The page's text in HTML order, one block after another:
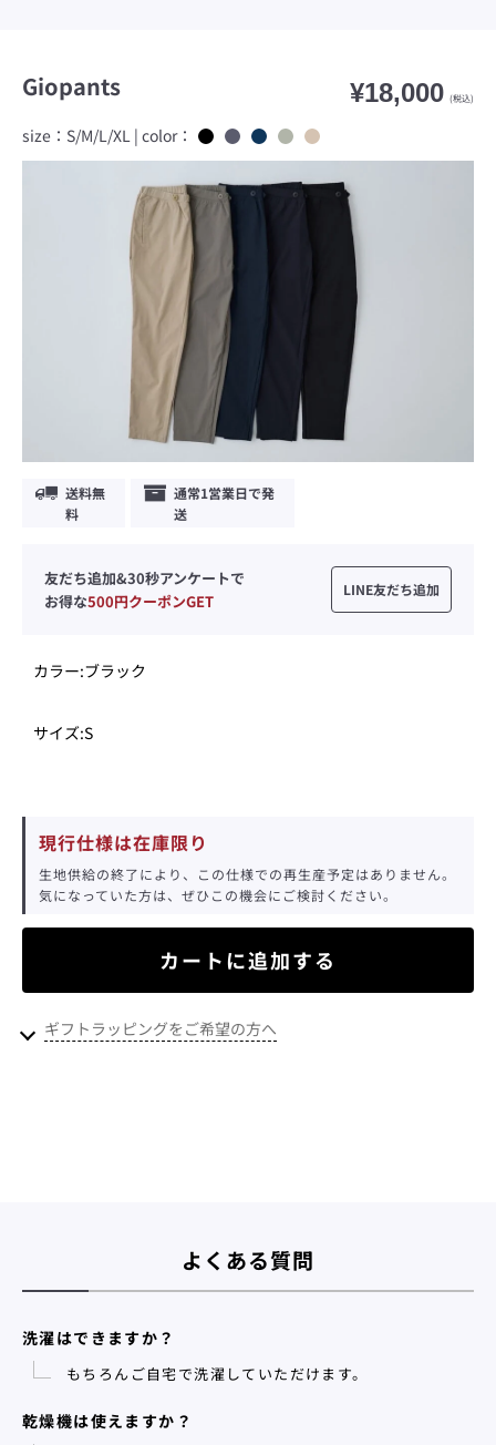
Giopants ¥18,000 (税込)
size：S/M/L/XL | color：
送料無
料
通常1営業日で発
送
友だち追加&30秒アンケートで
お得な500円クーポンGET
LINE友だち追加
カラー:ブラック
サイズ:S
現行仕様は在庫限り
生地供給の終了により、この仕様での再生産予定はありません。
気になっていた方は、ぜひこの機会にご検討ください。
カートに追加する
ギフトラッピングをご希望の方へ
よくある質問
洗濯はできますか？
もちろんご自宅で洗濯していただけます。
乾燥機は使えますか？